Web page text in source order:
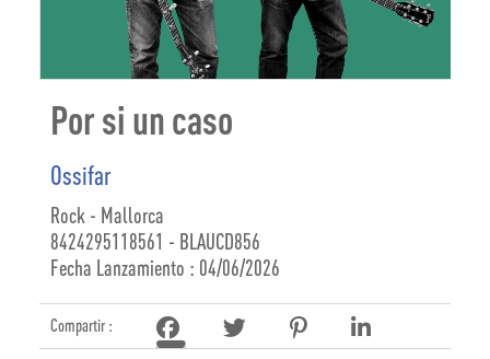
Por si un caso
Ossifar
Rock - Mallorca
8424295118561 - BLAUCD856
Fecha Lanzamiento : 04/06/2026
Compartir :